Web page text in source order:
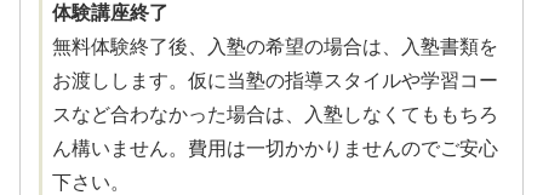
体験講座終了
無料体験終了後、入塾の希望の場合は、入塾書類を
お渡しします。仮に当塾の指導スタイルや学習コー
スなど合わなかった場合は、入塾しなくてももちろ
ん構いません。費用は一切かかりませんのでご安心
下さい。